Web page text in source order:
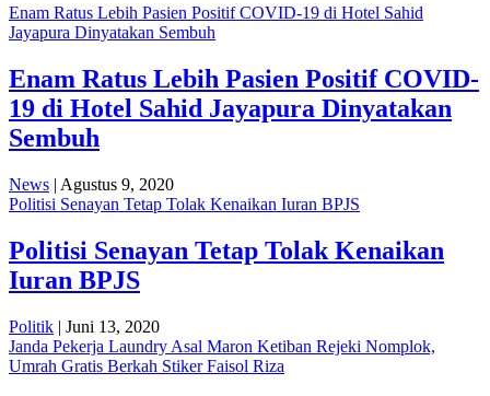
Enam Ratus Lebih Pasien Positif COVID-19 di Hotel Sahid
Jayapura Dinyatakan Sembuh
Enam Ratus Lebih Pasien Positif COVID-
19 di Hotel Sahid Jayapura Dinyatakan
Sembuh
News | Agustus 9, 2020
Politisi Senayan Tetap Tolak Kenaikan Iuran BPJS
Politisi Senayan Tetap Tolak Kenaikan
Iuran BPJS
Politik | Juni 13, 2020
Janda Pekerja Laundry Asal Maron Ketiban Rejeki Nomplok,
Umrah Gratis Berkah Stiker Faisol Riza